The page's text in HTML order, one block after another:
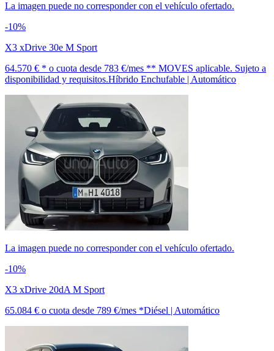
La imagen puede no corresponder con el vehículo ofertado.
-10%
X3 xDrive 30e M Sport
64.570 € * o cuota desde 783 €/mes ** MOVES aplicable. Sujeto a
disponibilidad y requisitos.Híbrido Enchufable | Automático
La imagen puede no corresponder con el vehículo ofertado.
-10%
X3 xDrive 20dA M Sport
65.084 € o cuota desde 789 €/mes *Diésel | Automático